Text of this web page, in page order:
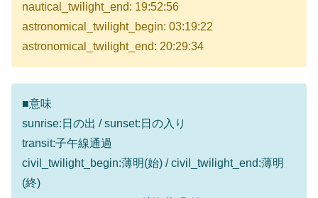
nautical_twilight_end: 19:52:56
astronomical_twilight_begin: 03:19:22
astronomical_twilight_end: 20:29:34
■意味
sunrise:日の出 / sunset:日の入り
transit:子午線通過
civil_twilight_begin:薄明(始) / civil_twilight_end:薄明
(終)